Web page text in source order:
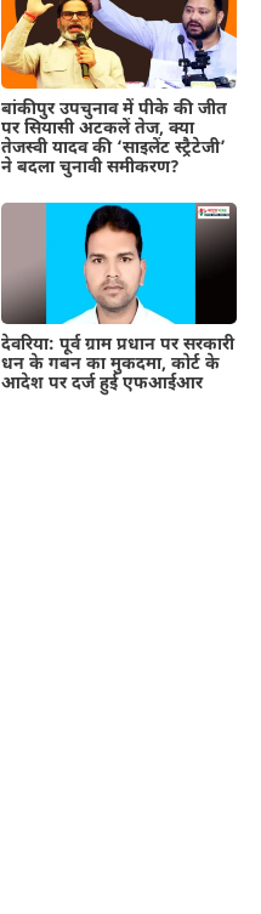
बांकीपुर उपचुनाव में पीके की जीत
पर सियासी अटकलें तेज, क्या
तेजस्वी यादव की ‘साइलेंट स्ट्रैटेजी’
ने बदला चुनावी समीकरण?
देवरिया: पूर्व ग्राम प्रधान पर सरकारी
धन के गबन का मुकदमा, कोर्ट के
आदेश पर दर्ज हुई एफआईआर